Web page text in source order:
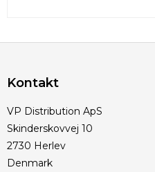
Kontakt
VP Distribution ApS
Skinderskovvej 10
2730 Herlev
Denmark